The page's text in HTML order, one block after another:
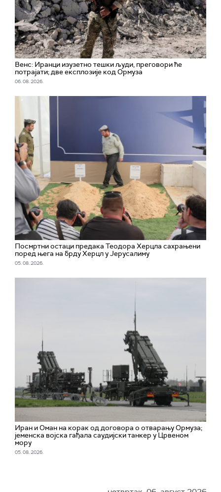
Венс: Иранци изузетно тешки људи, преговори ће
потрајати; две експлозије код Ормуза
06. 08. 2026.
Посмртни остаци предака Теодора Херцла сахрањени
поред њега на брду Херцл у Јерусалиму
05. 08. 2026.
Иран и Оман на корак од договора о отварању Ормуза;
jеменска војска гађала саудијски танкер у Црвеном
мору
05. 08. 2026.